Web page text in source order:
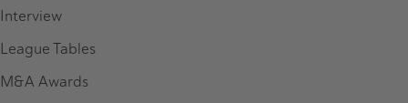
Interview
League Tables
M&A Awards